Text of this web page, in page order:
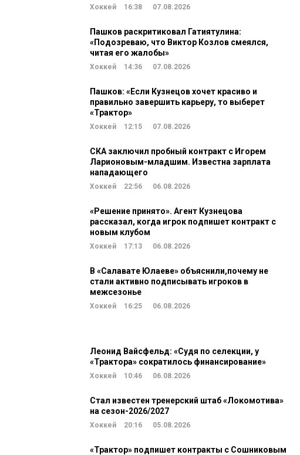
Хоккей 16:38 07.08.2026
Пашков раскритиковал Гатиятулина:
«Подозреваю, что Виктор Козлов смеялся,
читая его жалобы»
Хоккей 14:36 07.08.2026
Пашков: «Если Кузнецов хочет красиво и
правильно завершить карьеру, то выберет
«Трактор»
Хоккей 12:15 07.08.2026
СКА заключил пробный контракт с Игорем
Ларионовым-младшим. Известна зарплата
нападающего
Хоккей 22:56 06.08.2026
«Решение принято». Агент Кузнецова
рассказал, когда игрок подпишет контракт с
новым клубом
Хоккей 17:13 06.08.2026
В «Салавате Юлаеве» объяснили,почему не
стали активно подписывать игроков в
межсезонье
Хоккей 16:25 06.08.2026
Леонид Вайсфельд: «Судя по селекции, у
«Трактора» сократилось финансирование»
Хоккей 10:46 06.08.2026
Стал известен тренерский штаб «Локомотива»
на сезон-2026/2027
Хоккей 20:16 05.08.2026
«Трактор» подпишет контракты с Сошниковым